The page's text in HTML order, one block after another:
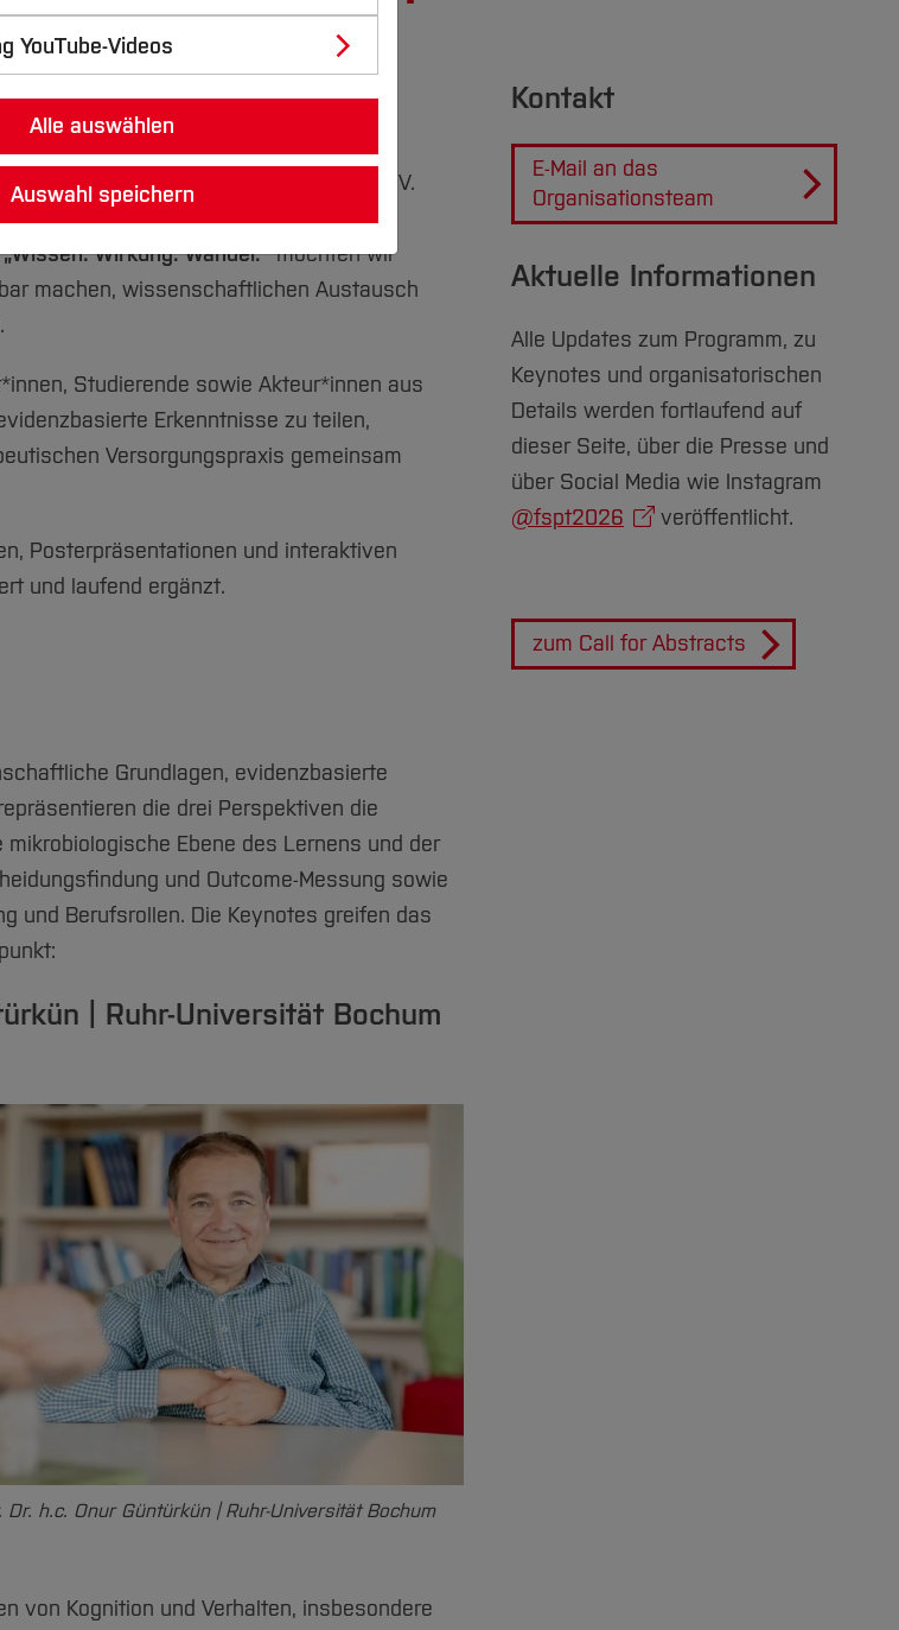
für Physiotherapiewissenschaft e. V.
27. und 28. November 2026an den
„Wissen. Wirkung. Wandel.“möchten wir
machen, wissenschaftlichen Austausch
Studierende sowie Akteur*innen aus
Erkenntnisse zu teilen,
Versorgungspraxis gemeinsam
Posterpräsentationen und interaktiven
und laufend ergänzt.
Grundlagen, evidenzbasierte
die drei Perspektiven die
Ebene des Lernens und der
und Outcome-Messung sowie
und Berufsrollen. Die Keynotes greifen das
| Ruhr-Universität Bochum
Dr. h.c. Onur Güntürkün | Ruhr-Universität Bochum
von Kognition und Verhalten, insbesondere
Kontakt
E-Mail an das
Organisationsteam
Aktuelle Informationen
Alle Updates zum Programm, zu
Keynotes und organisatorischen
Details werden fortlaufend auf
dieser Seite, über die Presse und
über Social Media wie Instagram
@fspt2026
veröffentlicht.
zum Call for Abstracts
YouTube-Videos
Alle auswählen
Auswahl speichern